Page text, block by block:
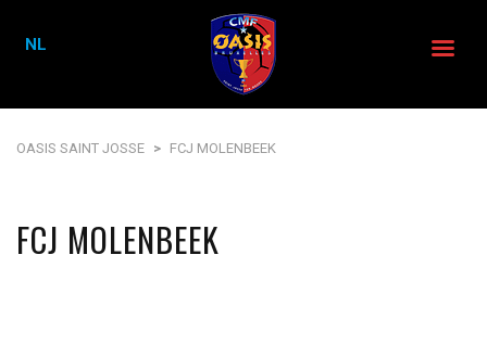
OASIS SAINT JOSSE > FCJ MOLENBEEK
FCJ MOLENBEEK
NL